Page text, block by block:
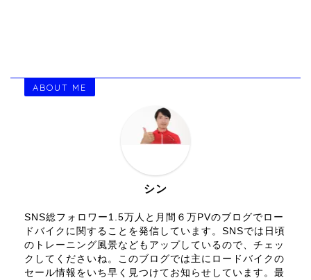
ABOUT ME
シン
SNS総フォロワー1.5万人と月間６万PVのブログでロー
ドバイクに関することを発信しています。SNSでは日頃
のトレーニング風景などもアップしているので、チェッ
クしてくださいね。このブログでは主にロードバイクの
セール情報をいち早く見つけてお知らせしています。最